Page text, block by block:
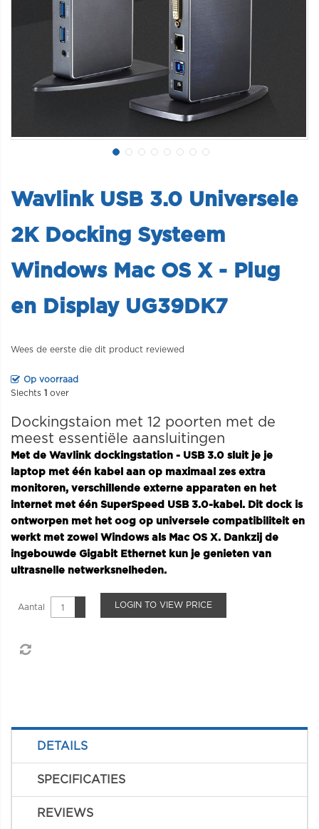
Wavlink USB 3.0 Universele
2K Docking Systeem
Windows Mac OS X - Plug
en Display UG39DK7
Wees de eerste die dit product reviewed
Op voorraad
Slechts 1 over
Dockingstaion met 12 poorten met de
meest essentiële aansluitingen
Met de Wavlink dockingstation - USB 3.0 sluit je je
laptop met één kabel aan op maximaal zes extra
monitoren, verschillende externe apparaten en het
internet met één SuperSpeed USB 3.0-kabel. Dit dock is
ontworpen met het oog op universele compatibiliteit en
werkt met zowel Windows als Mac OS X. Dankzij de
ingebouwde Gigabit Ethernet kun je genieten van
ultrasnelle netwerksnelheden.
Aantal LOGIN TO VIEW PRICE
DETAILS
SPECIFICATIES
REVIEWS